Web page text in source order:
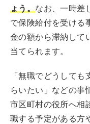
ょう。 なお、一時差
で保険給付を受ける
金の額から滞納して
当てられます。
「無職でどうして
らいたい」などの事
市区町村の役所へ相
職する予定がある方